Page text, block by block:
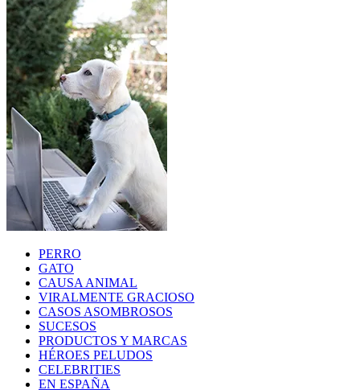
PERRO
GATO
CAUSA ANIMAL
VIRALMENTE GRACIOSO
CASOS ASOMBROSOS
SUCESOS
PRODUCTOS Y MARCAS
HÉROES PELUDOS
CELEBRITIES
EN ESPAÑA